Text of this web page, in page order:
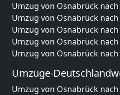
Umzug von Osnabrück
Umzug von Osnabrück
Umzug von Osnabrück
Umzug von Osnabrück
Umzug von Osnabrück
Umzüge-
Umzug von Osnabrück